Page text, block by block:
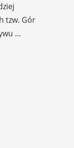
tzw. Gór
…